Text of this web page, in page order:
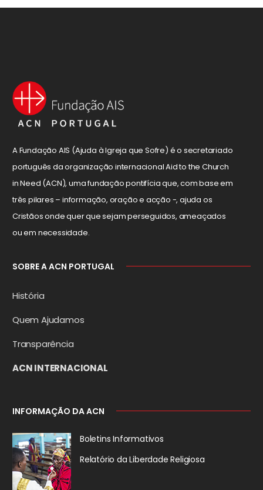
A Fundação AIS (Ajuda à Igreja que Sofre) é o secretariado
português da organização internacional Aid to the Church
in Need (ACN), uma fundação pontifícia que, com base em
três pilares – informação, oração e acção -, ajuda os
Cristãos onde quer que sejam perseguidos, ameaçados
ou em necessidade.
SOBRE A ACN PORTUGAL
História
Quem Ajudamos
Transparência
ACN INTERNACIONAL
INFORMAÇÃO DA ACN
Boletins Informativos
Relatório da Liberdade Religiosa